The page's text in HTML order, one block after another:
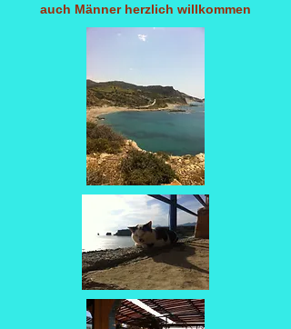
auch Männer herzlich willkommen